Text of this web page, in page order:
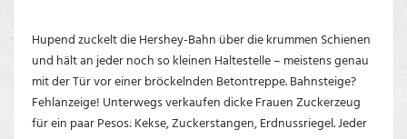
Hupend zuckelt die Hershey-Bahn über die krummen Schienen
und hält an jeder noch so kleinen Haltestelle – meistens genau
mit der Tür vor einer bröckelnden Betontreppe. Bahnsteige?
Fehlanzeige! Unterwegs verkaufen dicke Frauen Zuckerzeug
für ein paar Pesos: Kekse, Zuckerstangen, Erdnussriegel. Jeder